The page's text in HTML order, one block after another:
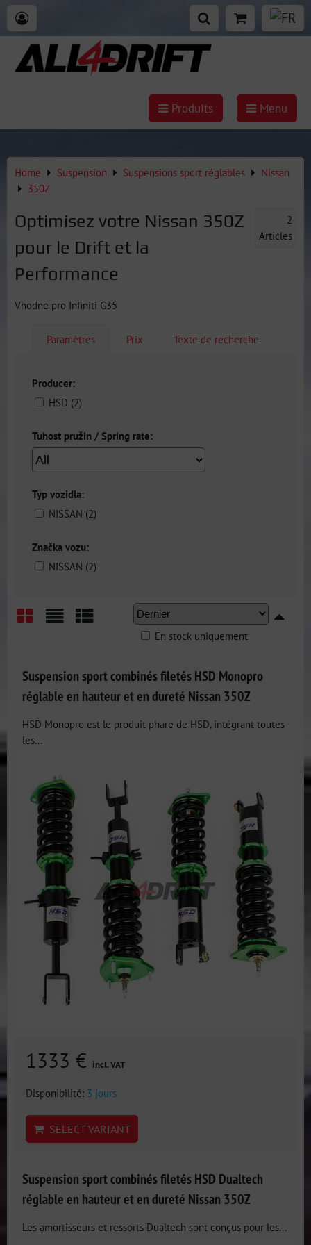
Produits Menu
Home Suspension Suspensions sport réglables
Nissan
350Z
Optimisez votre Nissan 350Z
pour le Drift et la
Performance
2
Articles
Vhodne pro Infiniti G35
Paramètres Prix Texte de recherche
Producer:
HSD (2)
Tuhost pružin / Spring rate:
Typ vozidla:
NISSAN (2)
Značka vozu:
NISSAN (2)
En stock uniquement
Suspension sport combinés filetés HSD Monopro
réglable en hauteur et en dureté Nissan 350Z
HSD Monopro est le produit phare de HSD, intégrant toutes
les...
1333 € incl. VAT
Disponibilité: 3 jours
SELECT VARIANT
Suspension sport combinés filetés HSD Dualtech
réglable en hauteur et en dureté Nissan 350Z
Les amortisseurs et ressorts Dualtech sont conçus pour les...